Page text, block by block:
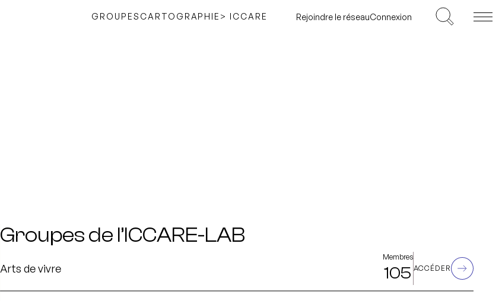
GROUPES CARTOGRAPHIE > ICCARE Rejoindre le réseauConnexion
Groupes de l’ICCARE-LAB
Arts de vivre
Membres
105 ACCÉDER